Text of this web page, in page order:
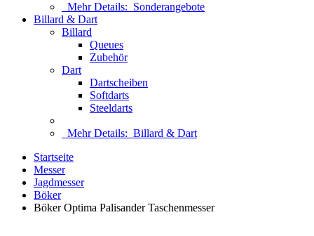
Mehr Details: Sonderangebote
Billard & Dart
Billard
Queues
Zubehör
Dart
Dartscheiben
Softdarts
Steeldarts
Mehr Details: Billard & Dart
Startseite
Messer
Jagdmesser
Böker
Böker Optima Palisander Taschenmesser